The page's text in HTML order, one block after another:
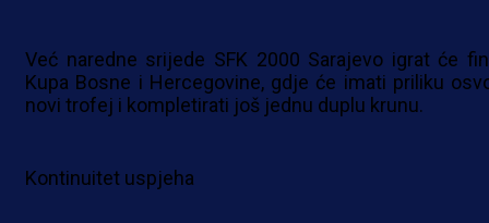
Već naredne srijede SFK 2000 Sarajevo igrat će
Kupa Bosne i Hercegovine, gdje će imati priliku
novi trofej i kompletirati još jednu duplu krunu.
Kontinuitet uspjeha